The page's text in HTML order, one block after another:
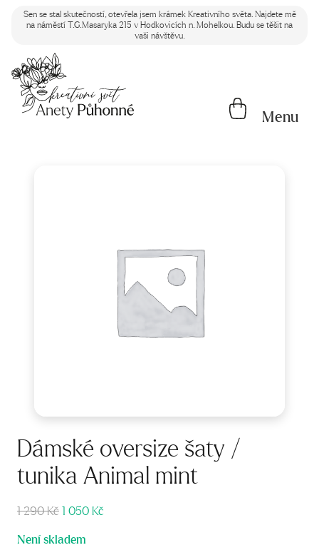
Sen se stal skutečností, otevřela jsem krámek Kreativního světa. Najdete mě
na náměstí T.G.Masaryka 215 v Hodkovicích n. Mohelkou. Budu se těšit na
vaši návštěvu.
Menu
Dámské oversize šaty /
tunika Animal mint
1 290KčPůvodní
byla:
1 050 Kč
Není skladem